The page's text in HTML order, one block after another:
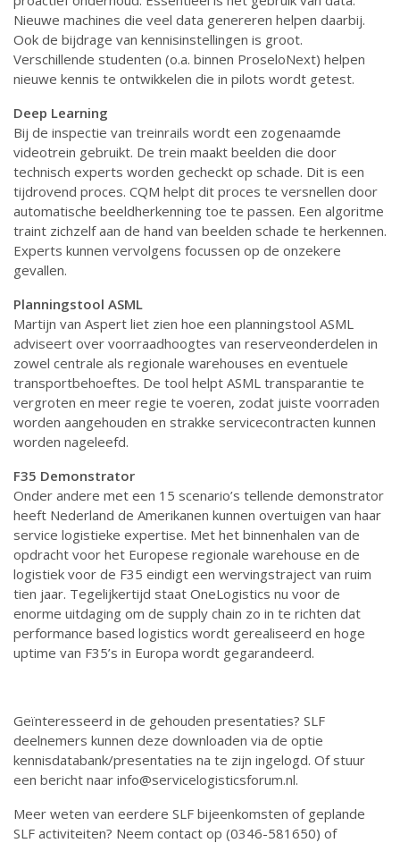
Nieuwe machines die veel data genereren helpen daarbij.
Ook de bijdrage van kennisinstellingen is groot.
Verschillende studenten (o.a. binnen ProseloNext) helpen
nieuwe kennis te ontwikkelen die in pilots wordt getest.
Deep Learning
Bij de inspectie van treinrails wordt een zogenaamde
videotrein gebruikt. De trein maakt beelden die door
technisch experts worden gecheckt op schade. Dit is een
tijdrovend proces. CQM helpt dit proces te versnellen door
automatische beeldherkenning toe te passen. Een algoritme
traint zichzelf aan de hand van beelden schade te herkennen.
Experts kunnen vervolgens focussen op de onzekere
gevallen.
Planningstool ASML
Martijn van Aspert liet zien hoe een planningstool ASML
adviseert over voorraadhoogtes van reserveonderdelen in
zowel centrale als regionale warehouses en eventuele
transportbehoeftes. De tool helpt ASML transparantie te
vergroten en meer regie te voeren, zodat juiste voorraden
worden aangehouden en strakke servicecontracten kunnen
worden nageleefd.
F35 Demonstrator
Onder andere met een 15 scenario’s tellende demonstrator
heeft Nederland de Amerikanen kunnen overtuigen van haar
service logistieke expertise. Met het binnenhalen van de
opdracht voor het Europese regionale warehouse en de
logistiek voor de F35 eindigt een wervingstraject van ruim
tien jaar. Tegelijkertijd staat OneLogistics nu voor de
enorme uitdaging om de supply chain zo in te richten dat
performance based logistics wordt gerealiseerd en hoge
uptime van F35’s in Europa wordt gegarandeerd.
Geïnteresseerd in de gehouden presentaties? SLF
deelnemers kunnen deze downloaden via de optie
kennisdatabank/presentaties na te zijn ingelogd. Of stuur
een bericht naar info@servicelogisticsforum.nl.
Meer weten van eerdere SLF bijeenkomsten of geplande
SLF activiteiten? Neem contact op (0346-581650) of